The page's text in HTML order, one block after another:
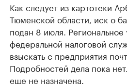
Как следует из картотеки
Тюменской области, иск о
подан 8 июля. Региональное
федеральной налоговой
взыскать с предприятия
Подробностей дела пока
еще не назначена.